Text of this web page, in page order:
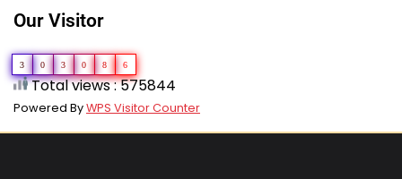
Our Visitor
3 0 3 0 8 6
Total views : 575844
Powered ByWPS Visitor Counter